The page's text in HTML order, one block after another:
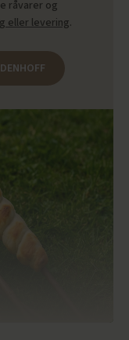
råvarer og
eller levering.